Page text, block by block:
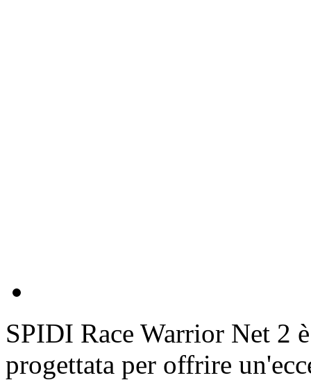
SPIDI Race Warrior Net 2
progettata per offrire